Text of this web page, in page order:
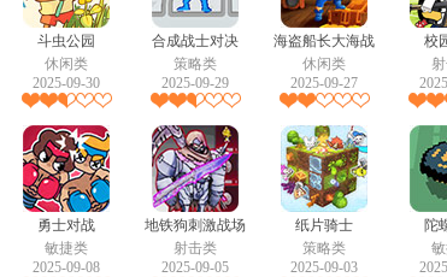
斗虫公园
休闲类
2025-09-30
合成战士对决
策略类
2025-09-29
海盗船长大海战
休闲类
2025-09-27
校
勇士对战
敏捷类
2025-09-08
地铁狗刺激战场
射击类
2025-09-05
纸片骑士
策略类
2025-09-03
陀